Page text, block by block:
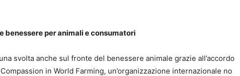
benessere per animali e consumatori
svolta anche sul fronte del benessere animale grazie all’accordo
in World Farming, un’organizzazione internazionale no